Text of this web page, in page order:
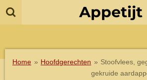
Ga
Appetijt
Home » Hoofdgerechten » Stoofvlees,
gekruide